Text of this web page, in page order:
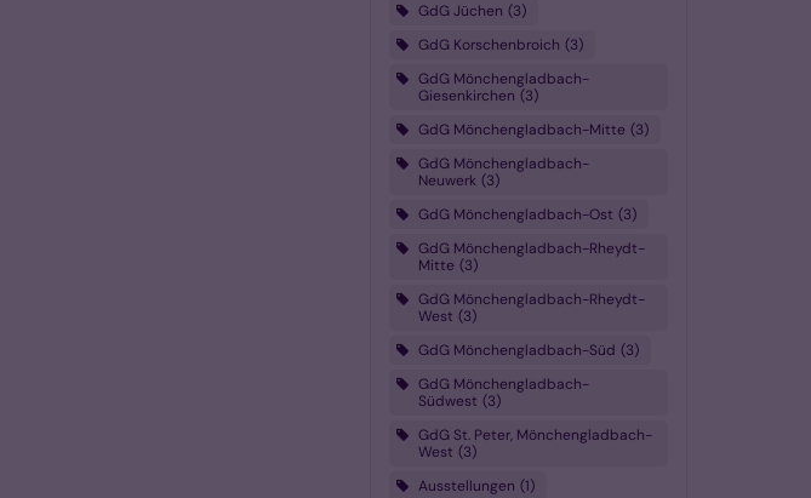
GdG Jüchen 3
GdG Korschenbroich 3
GdG Mönchengladbach-
Giesenkirchen 3
GdG Mönchengladbach-Mitte 3
GdG Mönchengladbach-
Neuwerk 3
GdG Mönchengladbach-Ost 3
GdG Mönchengladbach-Rheydt-
Mitte 3
GdG Mönchengladbach-Rheydt-
West 3
GdG Mönchengladbach-Süd 3
GdG Mönchengladbach-
Südwest 3
GdG St. Peter, Mönchengladbach-
West 3
Ausstellungen 1